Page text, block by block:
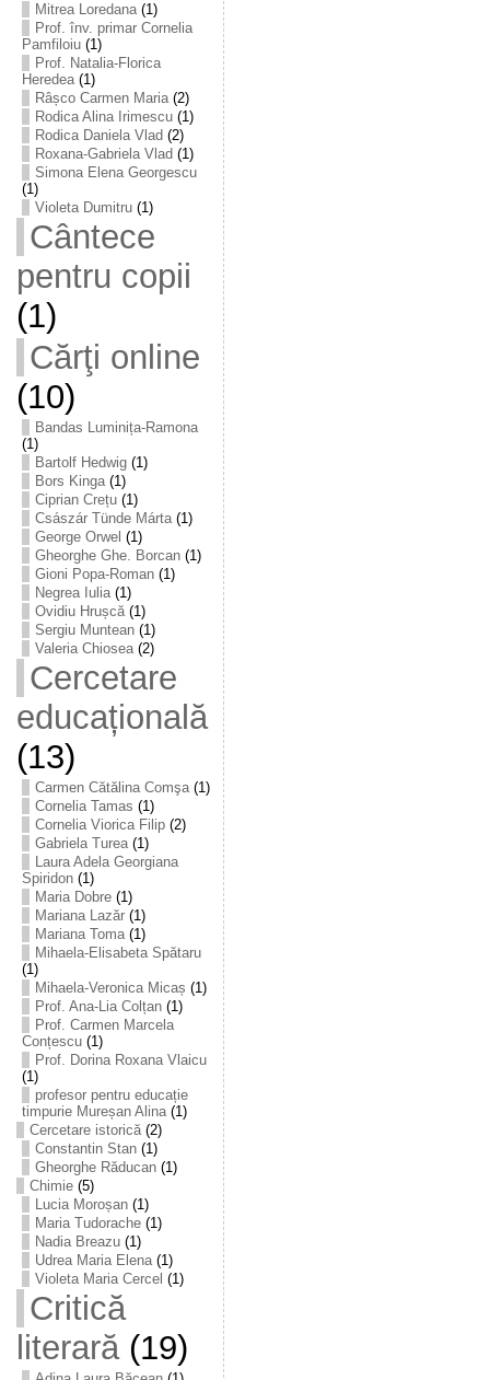
Mitrea Loredana(1)
Prof. înv. primar Cornelia
Pamfiloiu(1)
Prof. Natalia-Florica
Heredea(1)
Râșco Carmen Maria(2)
Rodica Alina Irimescu(1)
Rodica Daniela Vlad (2)
Roxana-Gabriela Vlad (1)
Simona Elena Georgescu
(1)
Violeta Dumitru(1)
Cântece
pentru copii
(1)
Cărţi online
(10)
Bandas Luminița-Ramona
(1)
Bartolf Hedwig(1)
Bors Kinga(1)
Ciprian Crețu(1)
Császár Tünde Márta(1)
George Orwel (1)
Gheorghe Ghe. Borcan(1)
Gioni Popa-Roman(1)
Negrea Iulia(1)
Ovidiu Hrușcă(1)
Sergiu Muntean(1)
Valeria Chiosea(2)
Cercetare
educațională
(13)
Carmen Cătălina Comşa(1)
Cornelia Tamas (1)
Cornelia Viorica Filip(2)
Gabriela Turea(1)
Laura Adela Georgiana
Spiridon(1)
Maria Dobre(1)
Mariana Lazăr(1)
Mariana Toma(1)
Mihaela-Elisabeta Spătaru
(1)
Mihaela-Veronica Micaș (1)
Prof. Ana-Lia Colțan(1)
Prof. Carmen Marcela
Conțescu(1)
Prof. Dorina Roxana Vlaicu
(1)
profesor pentru educație
timpurie Mureșan Alina(1)
Cercetare istorică(2)
Constantin Stan(1)
Gheorghe Răducan(1)
Chimie(5)
Lucia Moroșan(1)
Maria Tudorache(1)
Nadia Breazu(1)
Udrea Maria Elena(1)
Violeta Maria Cercel (1)
Critică
literară(19)